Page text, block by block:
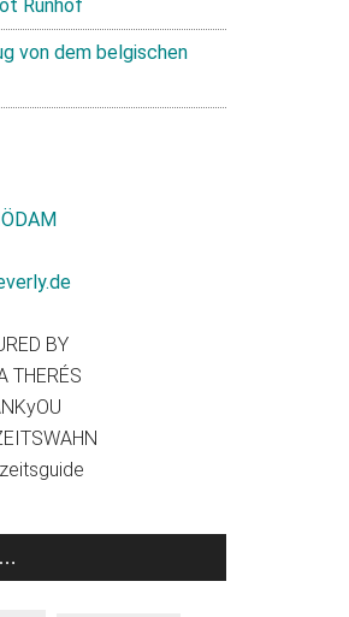
Runhof
von dem belgischen
BY